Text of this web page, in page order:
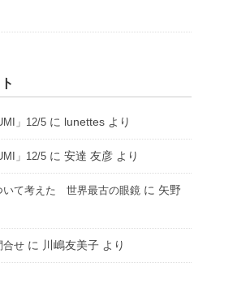
」12/5 に lunettes より
」12/5 に 安達 友彦 より
いて考えた 世界最古の眼鏡 に 矢野
合せ に 川嶋友美子 より